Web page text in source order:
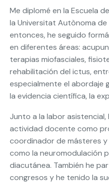
Me diplomé en la Escuela
la Universitat Autònoma de
entonces, he seguido
en diferentes áreas:
terapias miofasciales,
rehabilitación del ictus,
especialmente el abordaje
la evidencia científica, la
Junto a la labor
actividad docente como
coordinador de másteres
como la neuromodulación
diacutánea. También he
congresos y he tenido la